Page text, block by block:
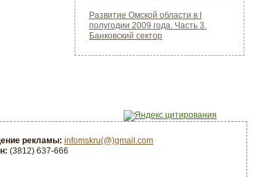
Развитие Омской области в I
полугодии 2009 года. Часть 3.
Банковский сектор
рекламы: infomskru(@)gmail.com
(3812) 637-666